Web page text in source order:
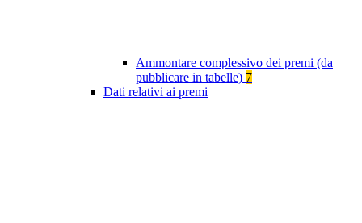
Ammontare complessivo dei premi (da
pubblicare in tabelle) 7
Dati relativi ai premi